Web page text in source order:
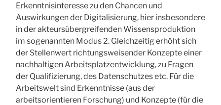
Erkenntnisinteresse zu den Chancen und
Auswirkungen der Digitalisierung, hier insbesondere
in der akteursübergreifenden Wissensproduktion
im sogenannten Modus 2. Gleichzeitig erhöht sich
der Stellenwert richtungsweisender Konzepte einer
nachhaltigen Arbeitsplatzentwicklung, zu Fragen
der Qualifizierung, des Datenschutzes etc. Für die
Arbeitswelt sind Erkenntnisse (aus der
arbeitsorientieren Forschung) und Konzepte (für die